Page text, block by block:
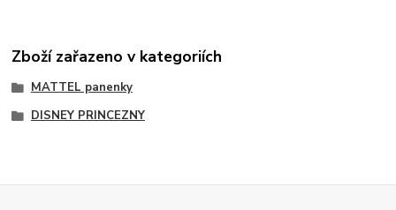
Zboží zařazeno v kategoriích
MATTEL panenky
DISNEY PRINCEZNY